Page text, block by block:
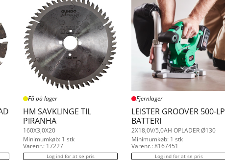
Få på lager
HM SAVKLINGE TIL
PIRANHA
160X3,0X20
Minimumkøb: 1 stk
Varenr.: 17227
Log ind for at se pris
Fjernlager
LEISTER GROOVER 500-LP
BATTERI
2X18,0V/5,0AH OPLADER Ø130
Minimumkøb: 1 stk
Varenr.: 8167451
Log ind for at se pris